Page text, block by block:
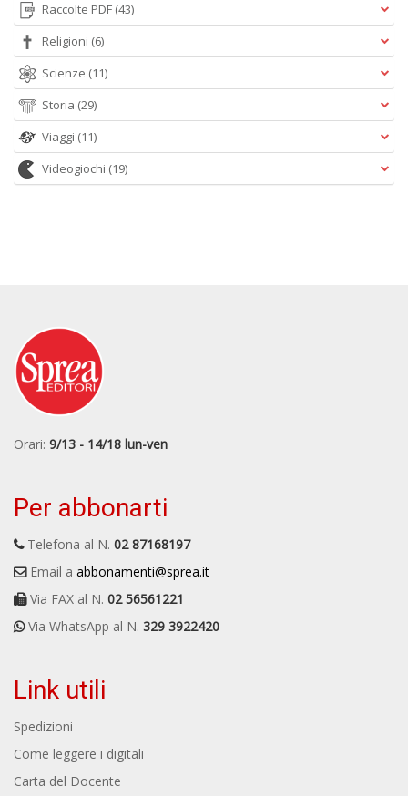
Raccolte PDF (43)
Religioni (6)
Scienze (11)
Storia (29)
Viaggi (11)
Videogiochi (19)
Orari: 9/13 - 14/18 lun-ven
Per abbonarti
Telefona al N. 02 87168197
Email a abbonamenti@sprea.it
Via FAX al N. 02 56561221
Via WhatsApp al N. 329 3922420
Link utili
Spedizioni
Come leggere i digitali
Carta del Docente